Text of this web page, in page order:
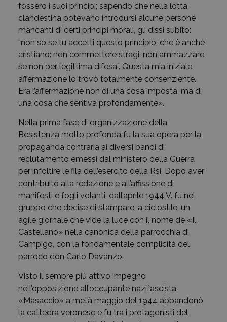
fossero i suoi principi; sapendo che nella lotta
clandestina potevano introdursi alcune persone
mancanti di certi principi morali, gli dissi subito:
“non so se tu accetti questo principio, che è anche
cristiano: non commettere stragi, non ammazzare
se non per legittima difesa”. Questa mia iniziale
affermazione lo trovò totalmente consenziente.
Era l’affermazione non di una cosa imposta, ma di
una cosa che sentiva profondamente».
Nella prima fase di organizzazione della
Resistenza molto profonda fu la sua opera per la
propaganda contraria ai diversi bandi di
reclutamento emessi dal ministero della Guerra
per infoltire le fila dell’esercito della Rsi. Dopo aver
contribuito alla redazione e all’affissione di
manifesti e fogli volanti, dall’aprile 1944 V. fu nel
gruppo che decise di stampare, a ciclostile, un
agile giornale che vide la luce con il nome de «Il
Castellano» nella canonica della parrocchia di
Campigo, con la fondamentale complicità del
parroco don Carlo Davanzo.
Visto il sempre più attivo impegno
nell’opposizione all’occupante nazifascista,
«Masaccio» a metà maggio del 1944 abbandonò
la cattedra veronese e fu tra i protagonisti del